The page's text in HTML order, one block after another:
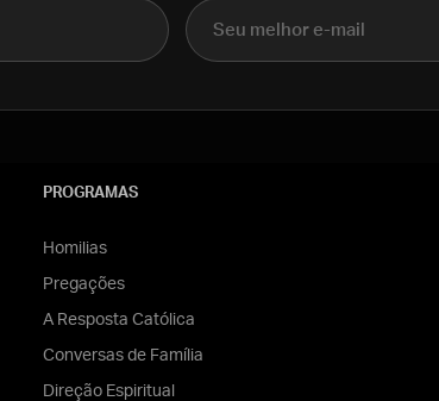
E-mail
PROGRAMAS
Homilias
Pregações
A Resposta Católica
Conversas de Família
Direção Espiritual